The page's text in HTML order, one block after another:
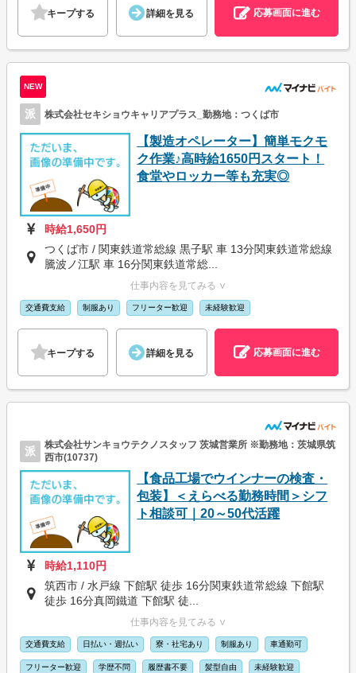
キープする 詳細を見る 応募画面に進む
NEW
派 株式会社セキショウキャリアプラス_勤務地：つくば市
【製造オペレーター】簡単モクモ
ク作業♪高時給1650円スタート！
食堂やロッカー等も充実◎
時給1,650円
つくば市 / 関東鉄道常総線 黒子駅 車 13分関東鉄道常総線
騰波ノ江駅 車 16分関東鉄道常総...
仕事内容を見てみる ∨
交通費支給 制服あり フリーター歓迎 未経験歓迎
キープする 詳細を見る 応募画面に進む
派
株式会社サンキョウテクノスタッフ 茨城営業所 ※勤務地：茨城県筑
西市(10737)
【食品工場でウインナーの検査・
包装】＜えらべる勤務時間＞シフ
ト相談可｜20～50代活躍
時給1,110円
筑西市 / 水戸線 下館駅 徒歩 16分関東鉄道常総線 下館駅
徒歩 16分真岡鐵道 下館駅 徒...
仕事内容を見てみる ∨
交通費支給 日払い・週払い 寮・社宅あり 制服あり 車通勤可
フリーター歓迎 学歴不問 履歴書不要 髪型自由 未経験歓迎